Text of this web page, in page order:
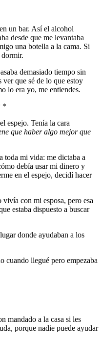
un bar. Así el alcohol
desde que me levantaba
una botella a la cama. Si
dormir.
demasiado tiempo sin
ver que sé de lo que estoy
lo era yo, me entiendes.
*
espejo. Tenía la cara
que haber algo mejor que
toda mi vida: me dictaba a
debía usar mi dinero y
en el espejo, decidí hacer
con mi esposa, pero esa
estaba dispuesto a buscar
donde ayudaban a los
cuando llegué pero empezaba
mandado a la casa si les
porque nadie puede ayudar